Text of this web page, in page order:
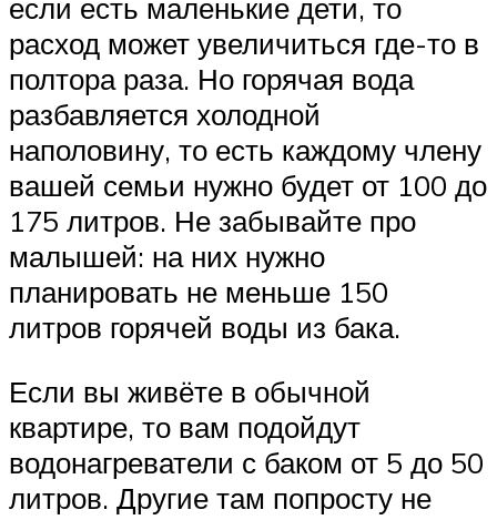
если есть маленькие дети, то
расход может увеличиться где-то в
полтора раза. Но горячая вода
разбавляется холодной
наполовину, то есть каждому члену
вашей семьи нужно будет от 100 до
175 литров. Не забывайте про
малышей: на них нужно
планировать не меньше 150
литров горячей воды из бака.
Если вы живёте в обычной
квартире, то вам подойдут
водонагреватели с баком от 5 до 50
литров. Другие там попросту не